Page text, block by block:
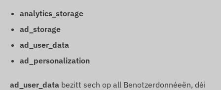
analytics_storage
ad_storage
ad_user_data
ad_personalization
ad_user_data bezitt sech op all Benotzerdonnéeën, déi